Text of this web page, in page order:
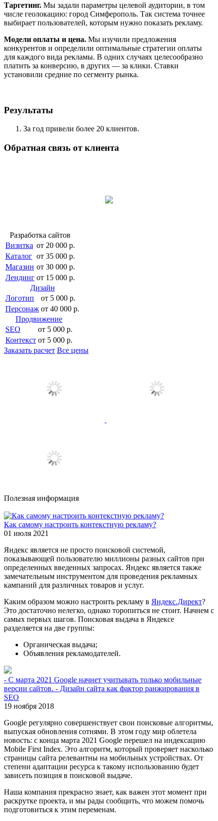
Таргетинг. Мы задали параметры целевой аудитории, в том
числе геолокацию: город Симферополь. Так система точнее
выбирает пользователей, которым нужно показать рекламу.
Модели оплаты и цена. Мы изучили предложения
конкурентов и определили оптимальные стратегии оплаты
для каждого вида рекламы. В одних случаях целесообразно
платить за конверсию, в других — за клики. Ставки
установили средние по сегменту рынка.
Результаты
За год привели более 20 клиентов.
Обратная связь от клиента
Разработка сайтов
Визитка от 20 000 р.
Каталог от 35 000 р.
Магазин от 30 000 р.
Лендинг от 15 000 р.
Дизайн
Логотип
от 5 000 р.
Персонаж от 40 000 р.
Продвижение
SEO
от 5 000 р.
Контекст от 5 000 р.
Заказать расчет Все цены
Полезная информация
Как самому настроить контекстную рекламу?
01 июля 2021
Яндекс является не просто поисковой системой,
показывающей пользователю миллионы разных сайтов при
определенных введенных запросах. Яндекс является также
замечательным инструментом для проведения рекламных
кампаний для различных товаров и услуг.
Каким образом можно настроить рекламу в Яндекс.Директ?
Это достаточно нелегко, однако торопиться не стоит. Начнем с
самых первых шагов. Поисковая выдача в Яндексе
разделяется на две группы:
Органическая выдача;
Объявления рекламодателей.
- С марта 2021 Google начнет учитывать только мобильные
версии сайтов. - Дизайн сайта как фактор ранжирования в
SEO
19 ноября 2018
Google регулярно совершенствует свои поисковые алгоритмы,
выпуская обновления сотнями. В этом году мир облетела
новость: с конца марта 2021 Google перешел на индексацию
Mobile First Index. Это алгоритм, который проверяет насколько
страницы сайта релевантны на мобильных устройствах. От
степени адаптации ресурса к такому использованию будет
зависеть позиция в поисковой выдаче.
Наша компания прекрасно знает, как важен этот момент при
раскрутке проекта, и мы рады сообщить, что можем помочь
подготовиться к этим переменам.